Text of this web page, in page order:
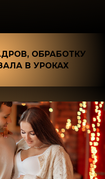
ОБРАБОТКУ
В УРОКАХ